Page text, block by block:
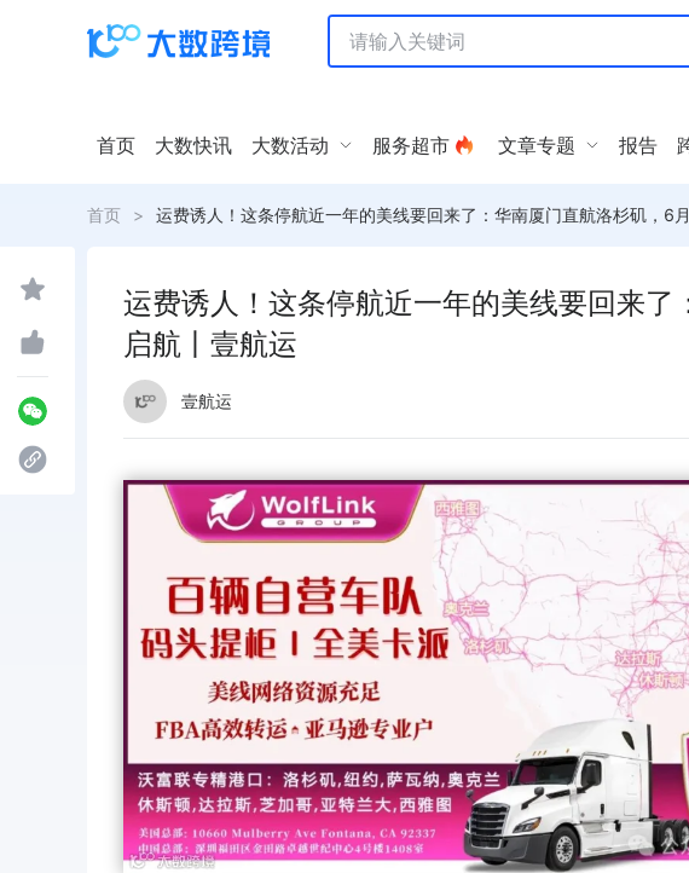
首页 大数快讯 大数活动 服务超市 文章专题 报告
首页 > 运费诱人！这条停航近一年的美线要回来了：华南厦门直航洛杉矶，6
运费诱人！这条停航近一年的美线要回来
启航丨壹航运
壹航运